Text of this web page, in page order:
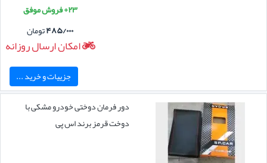
۲۳+ فروش موفق
۴۸۵/۰۰۰تومان
امکان ارسال روزانه
جزییات و خرید ...
دور فرمان دوختی خودرو مشکی با
دوخت قرمز برند اس پی